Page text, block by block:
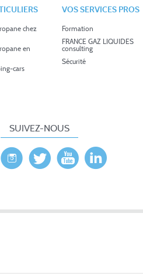
chez
en
cars
VOS SERVICES PROS
Formation
FRANCE GAZ LIQUIDES
consulting
Sécurité
SUIVEZ-NOUS